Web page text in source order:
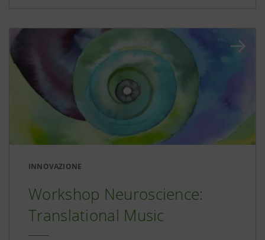
INNOVAZIONE
Workshop Neuroscience:
Translational Music